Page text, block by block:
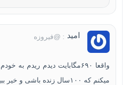
امید : @فیروزه
واقعا ۶۹۰مگابایت دیدم ریدم
میکنم که ۱۰۰سال زنده باشی و خیر ببینی اگه کار کرد